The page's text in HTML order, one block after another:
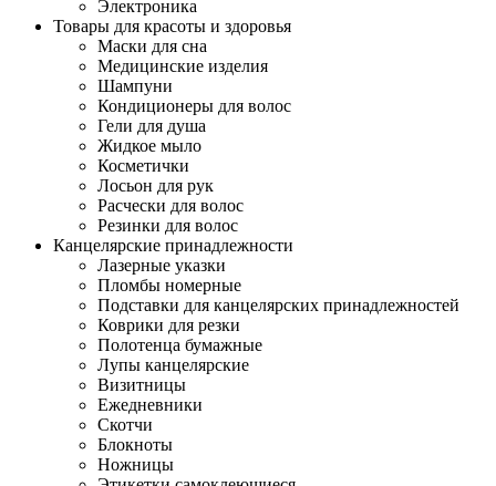
Электроника
Товары для красоты и здоровья
Маски для сна
Медицинские изделия
Шампуни
Кондиционеры для волос
Гели для душа
Жидкое мыло
Косметички
Лосьон для рук
Расчески для волос
Резинки для волос
Канцелярские принадлежности
Лазерные указки
Пломбы номерные
Подставки для канцелярских принадлежностей
Коврики для резки
Полотенца бумажные
Лупы канцелярские
Визитницы
Ежедневники
Скотчи
Блокноты
Ножницы